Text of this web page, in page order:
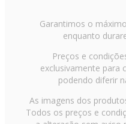
Garantimos o
enquanto
Preços e
exclusivamente para
podendo diferir
As imagens dos
Todos os preços e